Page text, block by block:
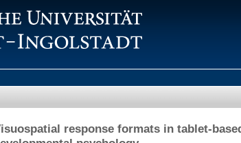
response formats in tablet-